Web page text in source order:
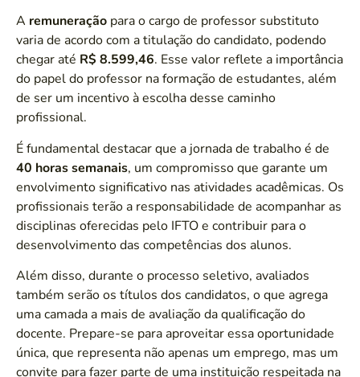
A remuneração para o cargo de professor substituto
varia de acordo com a titulação do candidato, podendo
chegar até R$ 8.599,46. Esse valor reflete a importância
do papel do professor na formação de estudantes, além
de ser um incentivo à escolha desse caminho
profissional.
É fundamental destacar que a jornada de trabalho é de
40 horas semanais, um compromisso que garante um
envolvimento significativo nas atividades acadêmicas. Os
profissionais terão a responsabilidade de acompanhar as
disciplinas oferecidas pelo IFTO e contribuir para o
desenvolvimento das competências dos alunos.
Além disso, durante o processo seletivo, avaliados
também serão os títulos dos candidatos, o que agrega
uma camada a mais de avaliação da qualificação do
docente. Prepare-se para aproveitar essa oportunidade
única, que representa não apenas um emprego, mas um
convite para fazer parte de uma instituição respeitada na